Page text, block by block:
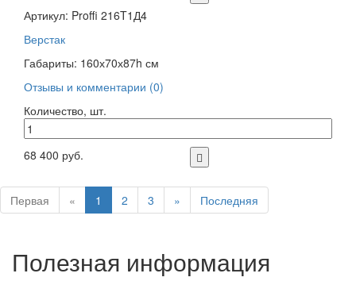
Артикул: Proffi 216T1Д4
Верстак
Габариты: 160х70х87h см
Отзывы и комментарии (0)
Количество, шт.
68 400 руб.
Первая « 1 2 3 » Последняя
Полезная информация